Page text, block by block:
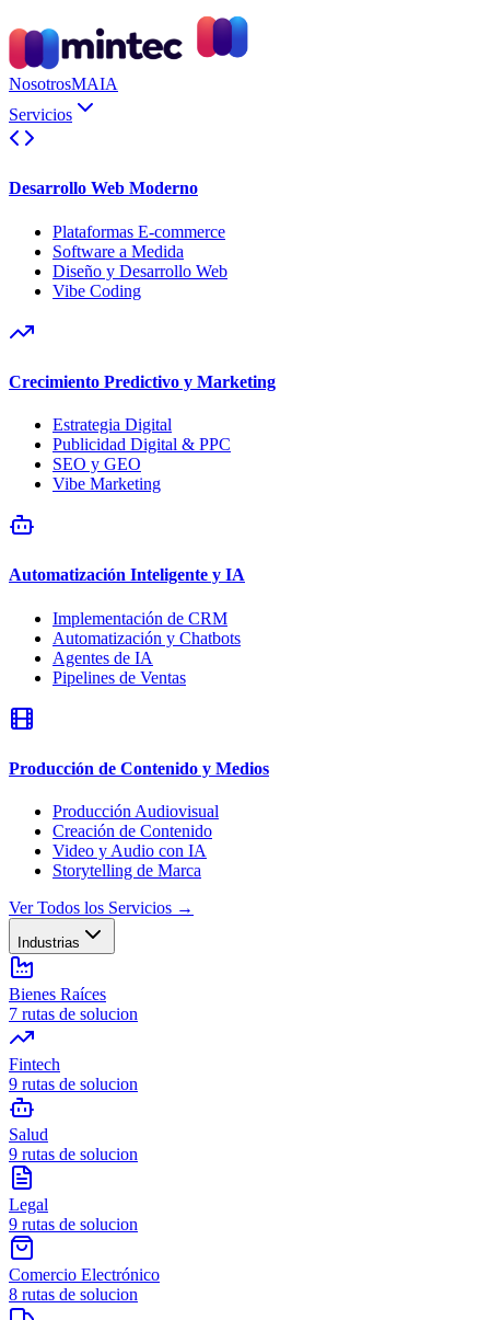
NosotrosMAIA
Servicios
Desarrollo Web Moderno
Plataformas E-commerce
Software a Medida
Diseño y Desarrollo Web
Vibe Coding
Crecimiento Predictivo y Marketing
Estrategia Digital
Publicidad Digital & PPC
SEO y GEO
Vibe Marketing
Automatización Inteligente y IA
Implementación de CRM
Automatización y Chatbots
Agentes de IA
Pipelines de Ventas
Producción de Contenido y Medios
Producción Audiovisual
Creación de Contenido
Video y Audio con IA
Storytelling de Marca
Ver Todos los Servicios →
Industrias
Bienes Raíces
7 rutas de solucion
Fintech
9 rutas de solucion
Salud
9 rutas de solucion
Legal
9 rutas de solucion
Comercio Electrónico
8 rutas de solucion